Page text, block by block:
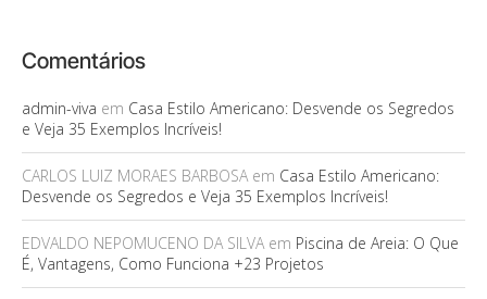
Comentários
admin-viva em Casa Estilo Americano: Desvende os Segredos
e Veja 35 Exemplos Incríveis!
CARLOS LUIZ MORAES BARBOSAem Casa Estilo Americano:
Desvende os Segredos e Veja 35 Exemplos Incríveis!
EDVALDO NEPOMUCENO DA SILVAem Piscina de Areia: O Que
É, Vantagens, Como Funciona +23 Projetos